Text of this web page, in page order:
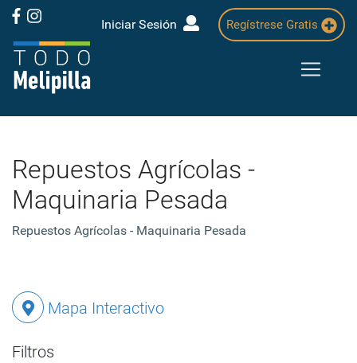
Iniciar Sesión Regístrese Gratis
Repuestos Agrícolas -
Maquinaria Pesada
Repuestos Agrícolas - Maquinaria Pesada
Mapa Interactivo
Filtros